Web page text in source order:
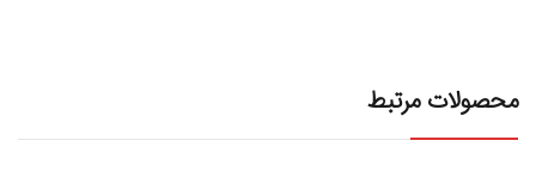
محصولات مرتبط